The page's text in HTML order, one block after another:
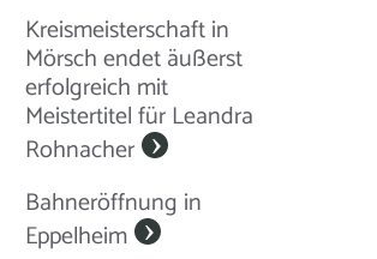
Kreismeisterschaft in
Mörsch endet äußerst
erfolgreich mit
Meistertitel für Leandra
Rohnacher
Bahneröffnung in
Eppelheim